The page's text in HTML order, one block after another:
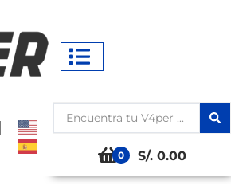
0
S/. 0.00